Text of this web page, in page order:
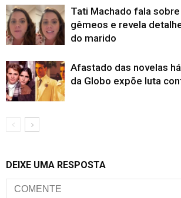
Tati Machado fala
gêmeos e revela
do marido
Afastado das novelas
da Globo expõe luta
DEIXE UMA RESPOSTA